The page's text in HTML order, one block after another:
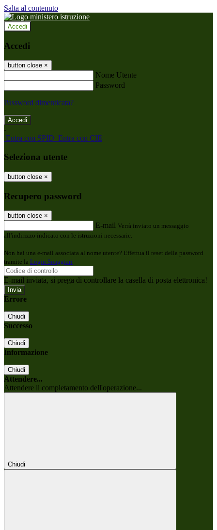
Salta al contenuto
Accedi
Accedi
button close ×
Nome Utente
Password
Password dimenticata?
-
Entra con SPID Entra con CIE
Seleziona utente
button close ×
Recupero password
button close ×
E-mail Verrà inviato un messaggio
all'indirizzo indicato con le istruzioni necessarie.
Non hai una e-mail associata al nome utente? Effettua il reset della password
tramite la Login Spaggiari
E-mail inviata, si prega di controllare la casella di posta elettronica!
Errore
Chiudi
Successo
Chiudi
Informazione
Chiudi
Attendere...
Attendere il completamento dell'operazione...
Chiudi